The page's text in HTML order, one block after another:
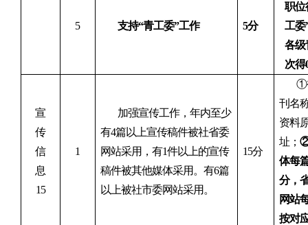
5 支持“青工委”工作 5分
职位
工委
各级
次得
宣
传
信
息
15
1
加强宣传工作，年内至少
有4篇以上宣传稿件被社省委
网站采用，有1件以上的宣传
稿件被其他媒体采用。有6篇
以上被社市委网站采用。
15分
①
刊名
资料
址；
体每
分，
网站
按对